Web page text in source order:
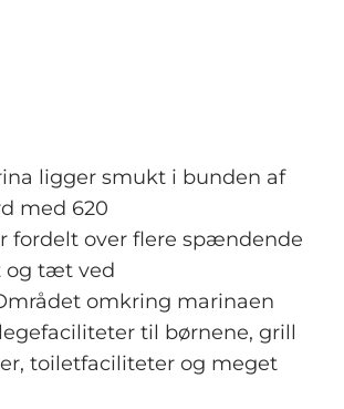
ligger smukt i bunden af
med 620
fordelt over flere spændende
og tæt ved
omkring marinaen
til børnene, grill
toiletfaciliteter og meget